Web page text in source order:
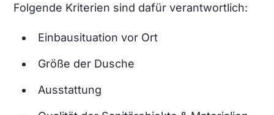
Folgende Kriterien sind dafür verantwortlich:
Einbausituation vor Ort
Größe der Dusche
Ausstattung